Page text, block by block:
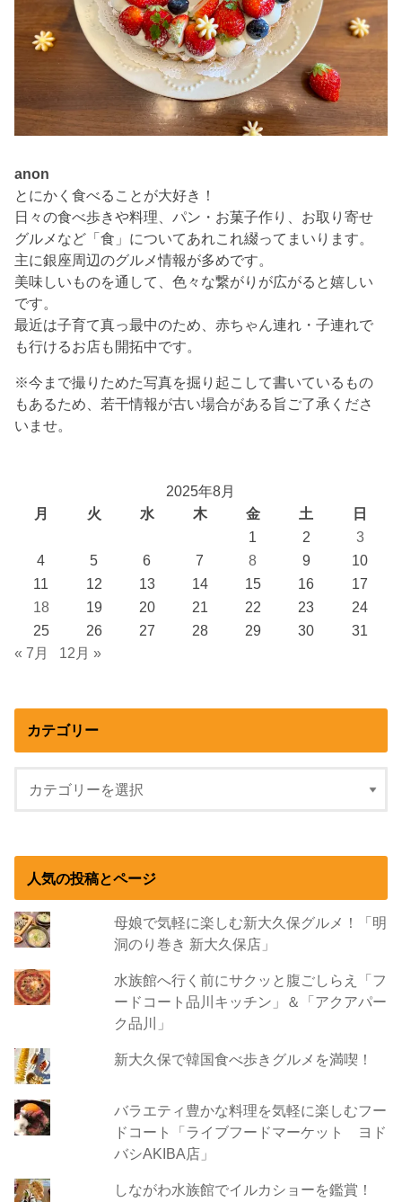
anon
とにかく食べることが大好き！
日々の食べ歩きや料理、パン・お菓子作り、お取り寄せ
グルメなど「食」についてあれこれ綴ってまいります。
主に銀座周辺のグルメ情報が多めです。
美味しいものを通して、色々な繋がりが広がると嬉しい
です。
最近は子育て真っ最中のため、赤ちゃん連れ・子連れで
も行けるお店も開拓中です。
※今まで撮りためた写真を掘り起こして書いているもの
もあるため、若干情報が古い場合がある旨ご了承くださ
いませ。
2025年8月
月
火 水 木 金 土
日
1
2
3
4
5 6 7 8 9
10
11
12 13 14 15 16
17
18
19 20 21 22 23
24
25
26 27 28 29 30
31
« 7月
12月 »
カテゴリー
人気の投稿とページ
母娘で気軽に楽しむ新大久保グルメ！「明
洞のり巻き 新大久保店」
水族館へ行く前にサクッと腹ごしらえ「フ
ードコート品川キッチン」＆「アクアパー
ク品川」
新大久保で韓国食べ歩きグルメを満喫！
バラエティ豊かな料理を気軽に楽しむフー
ドコート「ライブフードマーケット ヨド
バシAKIBA店」
しながわ水族館でイルカショーを鑑賞！